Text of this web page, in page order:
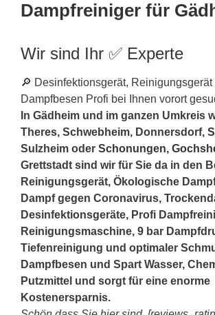
Dampfreiniger für
Wir sind Ihr ✅ Experte
🔎 Desinfektionsgerät, Reinigungsgerät
Dampfbesen Profi bei Ihnen vorort
In Gädheim und im ganzen Umkreis
Theres, Schwebheim, Donnersdorf,
Sulzheim oder Schonungen,
Grettstadt sind wir für Sie da in den
Reinigungsgerät, Ökologische
Dampf gegen Coronavirus,
Desinfektionsgeräte, Profi
Reinigungsmaschine, 9 bar
Tiefenreinigung und optimaler
Dampfbesen und Spart Wasser,
Putzmittel und sorgt für eine enorme
Kostenersparnis.